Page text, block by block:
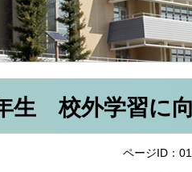
生 校外学習に
ページID：